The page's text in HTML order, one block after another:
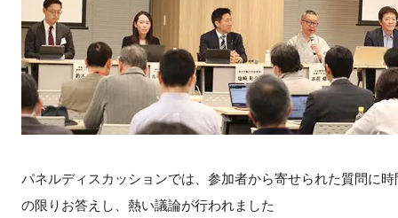
パネルディスカッションでは、参加者から寄せられた質問に時
の限りお答えし、熱い議論が行われました